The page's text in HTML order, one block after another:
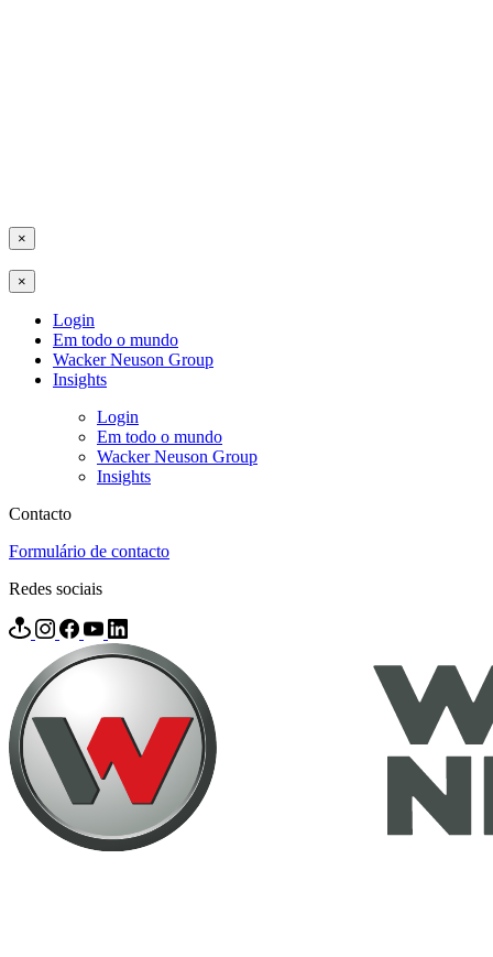
×
×
Login
Em todo o mundo
Wacker Neuson Group
Insights
Login
Em todo o mundo
Wacker Neuson Group
Insights
Contacto
Formulário de contacto
Redes sociais